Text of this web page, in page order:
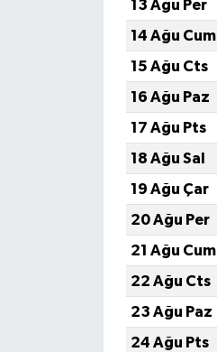
13 Ağu Per
14 Ağu Cum
15 Ağu Cts
16 Ağu Paz
17 Ağu Pts
18 Ağu Sal
19 Ağu Çar
20 Ağu Per
21 Ağu Cum
22 Ağu Cts
23 Ağu Paz
24 Ağu Pts